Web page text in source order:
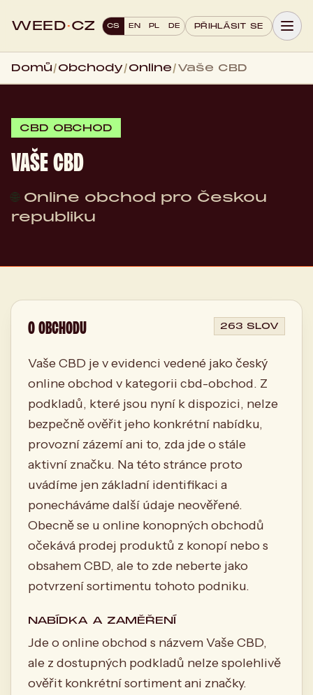
WEED·CZ CS EN PL DE PŘIHLÁSIT SE
Domů/Obchody/Online/Vaše CBD
CBD OBCHOD
VAŠE CBD
🌐Online obchod pro Českou
republiku
O OBCHODU 263 SLOV
Vaše CBD je v evidenci vedené jako český
online obchod v kategorii cbd-obchod. Z
podkladů, které jsou nyní k dispozici, nelze
bezpečně ověřit jeho konkrétní nabídku,
provozní zázemí ani to, zda jde o stále
aktivní značku. Na této stránce proto
uvádíme jen základní identifikaci a
ponecháváme další údaje neověřené.
Obecně se u online konopných obchodů
očekává prodej produktů z konopí nebo s
obsahem CBD, ale to zde neberte jako
potvrzení sortimentu tohoto podniku.
NABÍDKA A ZAMĚŘENÍ
Jde o online obchod s názvem Vaše CBD,
ale z dostupných podkladů nelze spolehlivě
ověřit konkrétní sortiment ani značky.